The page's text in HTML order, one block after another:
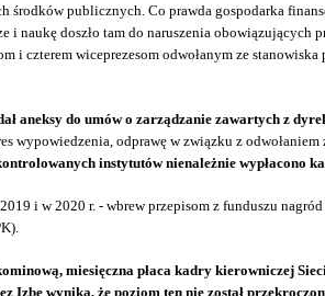
publicznych. Co prawda gospodarka
doszło tam do naruszenia obowiązujących
czterem wiceprezesom odwołanym ze
aneksy do umów o zarządzanie zawartych z
odprawę w związku z
instytutów nienależnie wypłacono
i w 2020 r. - wbrew przepisom z funduszu
miesięczna płaca kadry kierowniczej
Izbę wynika, że poziom ten nie został